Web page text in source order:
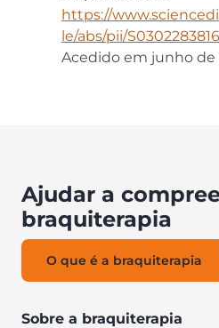
https://
le/abs/pii/
Acedido em junho de
Ajudar a
braquiterapia
O que é a braquiterapia
Sobre a braquiterapia